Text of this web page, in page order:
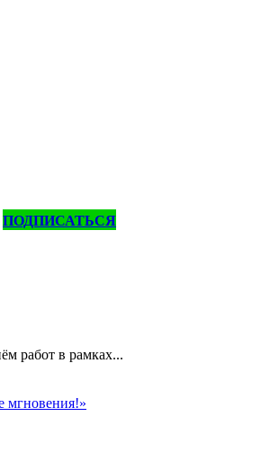
ПОДПИСАТЬСЯ
работ в рамках...
мгновения!»